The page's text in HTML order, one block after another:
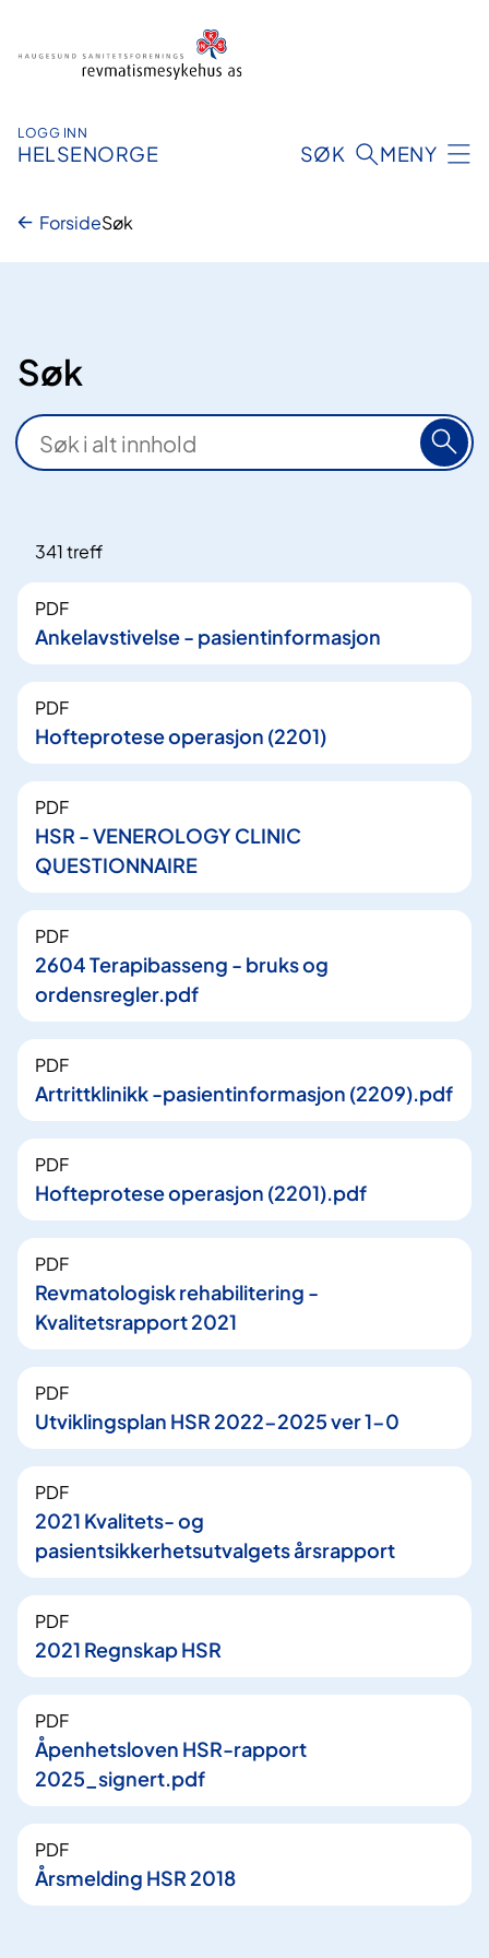
LOGG INN
HELSENORGE SØK MENY
ForsideSøk
Søk
S
ø
341 treff
PDF
Ankelavstivelse - pasientinformasjon
PDF
Hofteprotese operasjon (2201)
PDF
HSR - VENEROLOGY CLINIC
QUESTIONNAIRE
PDF
2604 Terapibasseng - bruks og
ordensregler.pdf
PDF
Artrittklinikk -pasientinformasjon (2209).pdf
PDF
Hofteprotese operasjon (2201).pdf
PDF
Revmatologisk rehabilitering -
Kvalitetsrapport 2021
PDF
Utviklingsplan HSR 2022-2025 ver 1-0
PDF
2021 Kvalitets- og
pasientsikkerhetsutvalgets årsrapport
PDF
2021 Regnskap HSR
PDF
Åpenhetsloven HSR-rapport
2025_signert.pdf
PDF
Årsmelding HSR 2018